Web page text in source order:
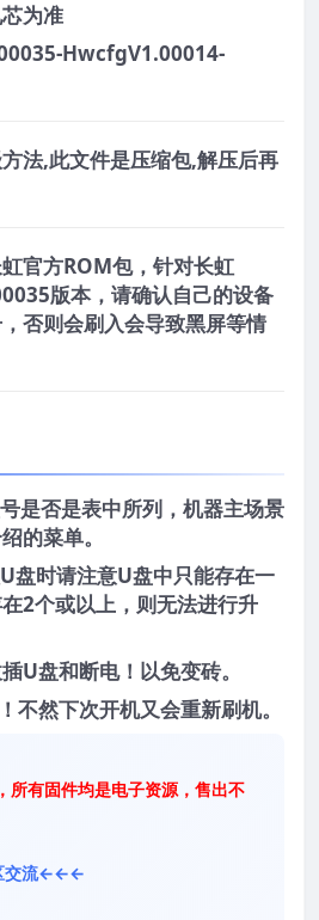
为准
HwcfgV1.00014-
法,此文件是压缩包,解压后再
官方ROM包，针对长虹
版本，请确认自己的设备
否则会刷入会导致黑屏等情
是否是表中所列，机器主场景
的菜单。
盘时请注意U盘中只能存在一
2个或以上，则无法进行升
U盘和断电！以免变砖。
不然下次开机又会重新刷机。
所有固件均是电子资源，售出不
交流←←←